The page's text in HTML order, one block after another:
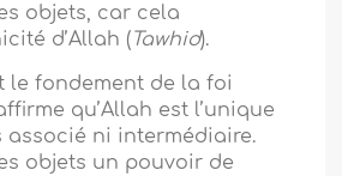
objets, car cela
d’Allah (Tawhid).
le fondement de la foi
qu’Allah est l’unique
associé ni intermédiaire.
objets un pouvoir de